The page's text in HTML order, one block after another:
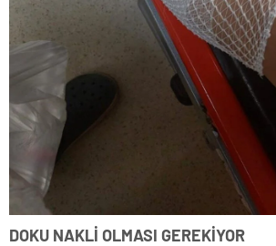
DOKU NAKLİ OLMASI GEREKİYOR